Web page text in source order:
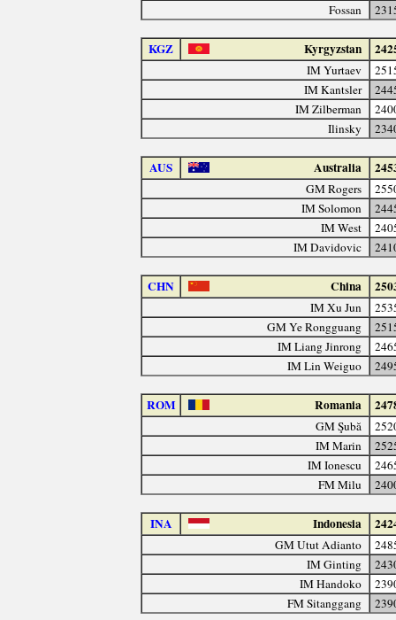
Fossan
KGZ Kyrgyzstan
IM Yurtaev
IM Kantsler
IM Zilberman
Ilinsky
AUS Australia
GM Rogers
IM Solomon
IM West
IM Davidovic
CHN China
IM Xu Jun
GM Ye Rongguang
IM Liang Jinrong
IM Lin Weiguo
ROM Romania
GM Şubă
IM Marin
IM Ionescu
FM Milu
INA Indonesia
GM Utut Adianto
IM Ginting
IM Handoko
FM Sitanggang